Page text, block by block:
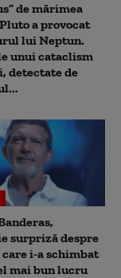
de mărimea
a provocat
lui Neptun.
unui cataclism
detectate de
surpriză despre
i-a schimbat
mai bun lucru